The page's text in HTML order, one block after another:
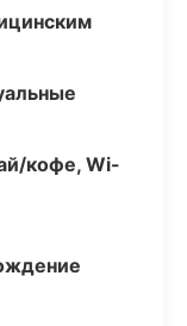
кофе, Wi-